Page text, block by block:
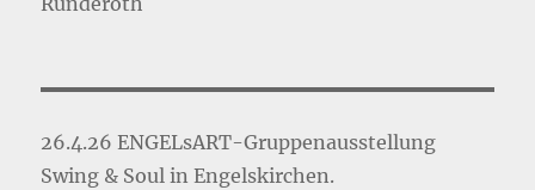
26.4.26 ENGELsART-Gruppenausstellung
Swing & Soul in Engelskirchen.